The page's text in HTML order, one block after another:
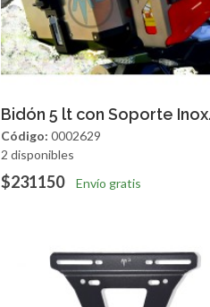
Agregar Vista
Bidón 5 lt con Soporte Inox.
Código: 0002629
2 disponibles
$231150 Envío gratis